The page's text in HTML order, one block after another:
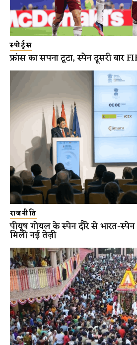
स्पोर्ट्स
फ्रांस का सपना टूटा, स्पेन दूसरी बार
राजनीति
पीयूष गोयल के स्पेन दौरे से भारत-
मिली नई तेज़ी